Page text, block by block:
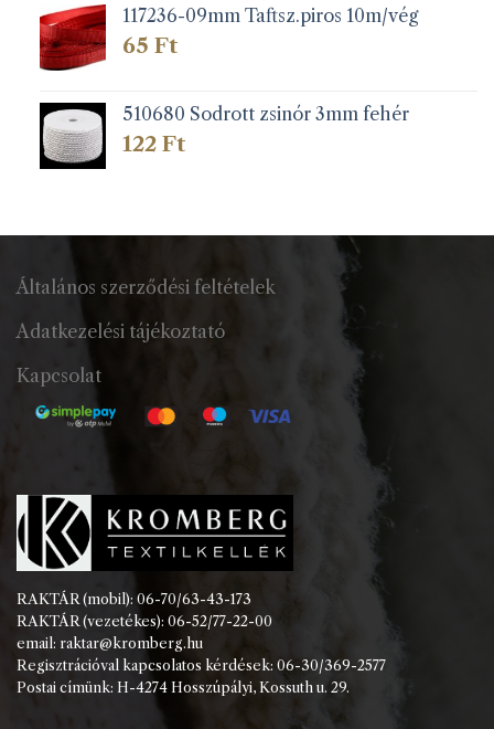
66 Ft
117236-09mm Taftsz.piros 10m/vég
65 Ft
510680 Sodrott zsinór 3mm fehér
122 Ft
Általános szerződési feltételek
Adatkezelési tájékoztató
Kapcsolat
RAKTÁR (mobil): 06-70/63-43-173
RAKTÁR (vezetékes): 06-52/77-22-00
email: raktar@kromberg.hu
Regisztrációval kapcsolatos kérdések: 06-30/369-2577
Postai címünk: H-4274 Hosszúpályi, Kossuth u. 29.